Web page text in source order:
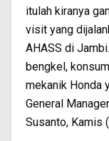
itulah kiranya
visit yang
AHASS di
bengkel,
mekanik Honda
General
Susanto, Kamis